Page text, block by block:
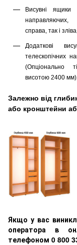
Висувні ящики
справа, так і
Додаткові
телескопічних
(Опціонально
висотою 2400 мм).
Залежно від
або кронштейни
Якщо у вас
оператора в
телефоном 0 800